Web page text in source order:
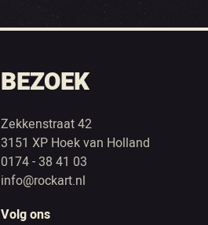
BEZOEK
Zekkenstraat 42
3151 XP Hoek van Holland
0174 - 38 41 03
info@rockart.nl
Volg ons